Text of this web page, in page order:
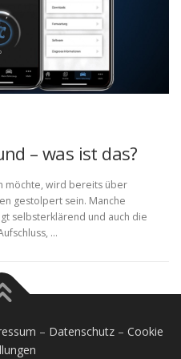
– was ist das?
möchte, wird bereits über
gestolpert sein. Manche
selbsterklärend und auch die
…
– Datenschutz – Cookie